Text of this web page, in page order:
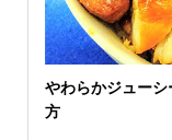
やわらかジュー
方